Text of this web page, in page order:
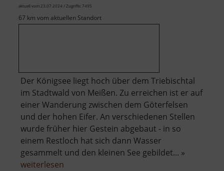
aktuell vom 23.07.2024 / Zugriffe: 7495
67 km vom aktuellen Standort
Der Königsee liegt hoch über dem Triebischtal
im Stadtwald von Meißen. Zu erreichen ist er auf
einer Wanderung zwischen dem Göterfelsen
und der hohen Eifer. An verschiedenen Stellen
wurde früher hier Gestein abgebaut - in so
einem Restloch hat sich dann Wasser
gesammelt und den kleinen See gebildet... »
weiterlesen